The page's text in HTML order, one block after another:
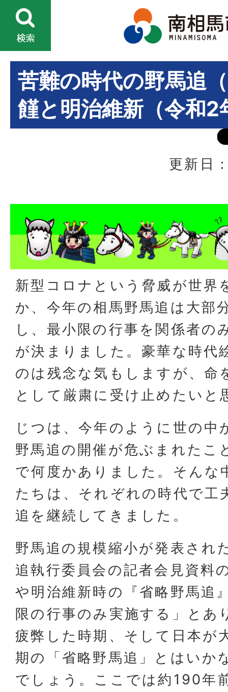
苦難の時代の野馬追
饉と明治維新（令和2
更新日
新型コロナという脅威が世界
か、今年の相馬野馬追は大部
し、最小限の行事を関係者の
が決まりました。豪華な時代
のは残念な気もしますが、命
として厳粛に受け止めたいと
じつは、今年のように世の中
野馬追の開催が危ぶまれたこ
で何度かありました。そんな
たちは、それぞれの時代で工
追を継続してきました。
野馬追の規模縮小が発表され
追執行委員会の記者会見資料
や明治維新時の『省略野馬追
限の行事のみ実施する」とあ
疲弊した時期、そして日本が
期の「省略野馬追」とはいか
でしょう。ここでは約190年